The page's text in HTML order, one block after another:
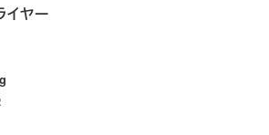
イヤー